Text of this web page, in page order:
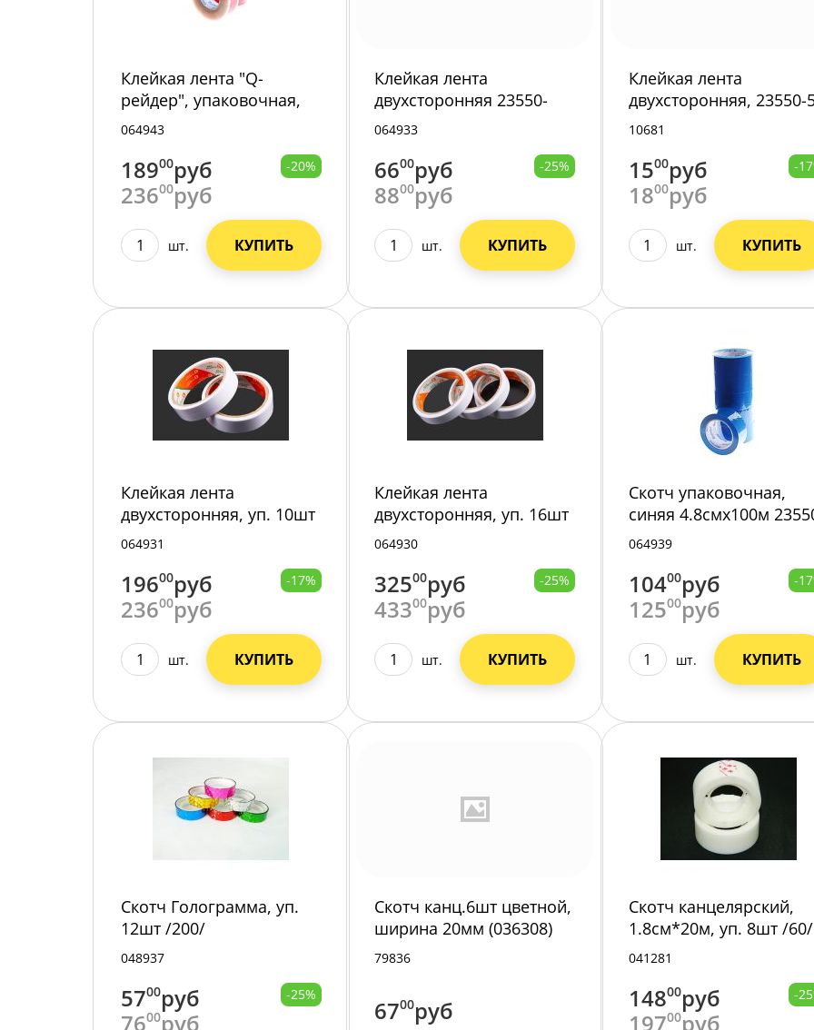
Клейкая лента "Q-
рейдер", упаковочная,
красная 23550-18/20/
064943
18900руб
23600руб
-20%
шт. КУПИТЬ
Клейкая лента
двухсторонняя 23550-
8/10/
064933
6600руб
8800руб
-25%
шт. КУПИТЬ
Клейкая лента
двухсторонняя, 23550-
Р
10681
1500руб
1800руб
-
шт. КУПИТЬ
Клейкая лента
двухсторонняя, уп. 10шт
23550-6/10/
064931
19600руб
23600руб
-17%
шт. КУПИТЬ
Клейкая лента
двухсторонняя, уп. 16шт
23550-5/10/
064930
32500руб
43300руб
-25%
шт. КУПИТЬ
Скотч упаковочная,
синяя 4.8смх100м
17/6//72/
064939
10400руб
12500руб
-
шт. КУПИТЬ
Скотч Голограмма, уп.
12шт /200/
048937
5700руб
7600руб
-25%
Скотч канц.6шт цветной,
ширина 20мм (036308)
/200/
79836
6700руб
Скотч канцелярский,
1.8см*20м, уп. 8шт /60/
041281
14800руб
19700руб
-